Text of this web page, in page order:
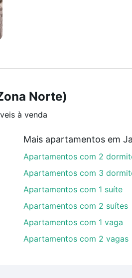
Norte)
à venda
Apartamentos com 2
Apartamentos com 3
Apartamentos com 1 suíte
Apartamentos com 2 suítes
Apartamentos com 1 vaga
Apartamentos com 2 vagas